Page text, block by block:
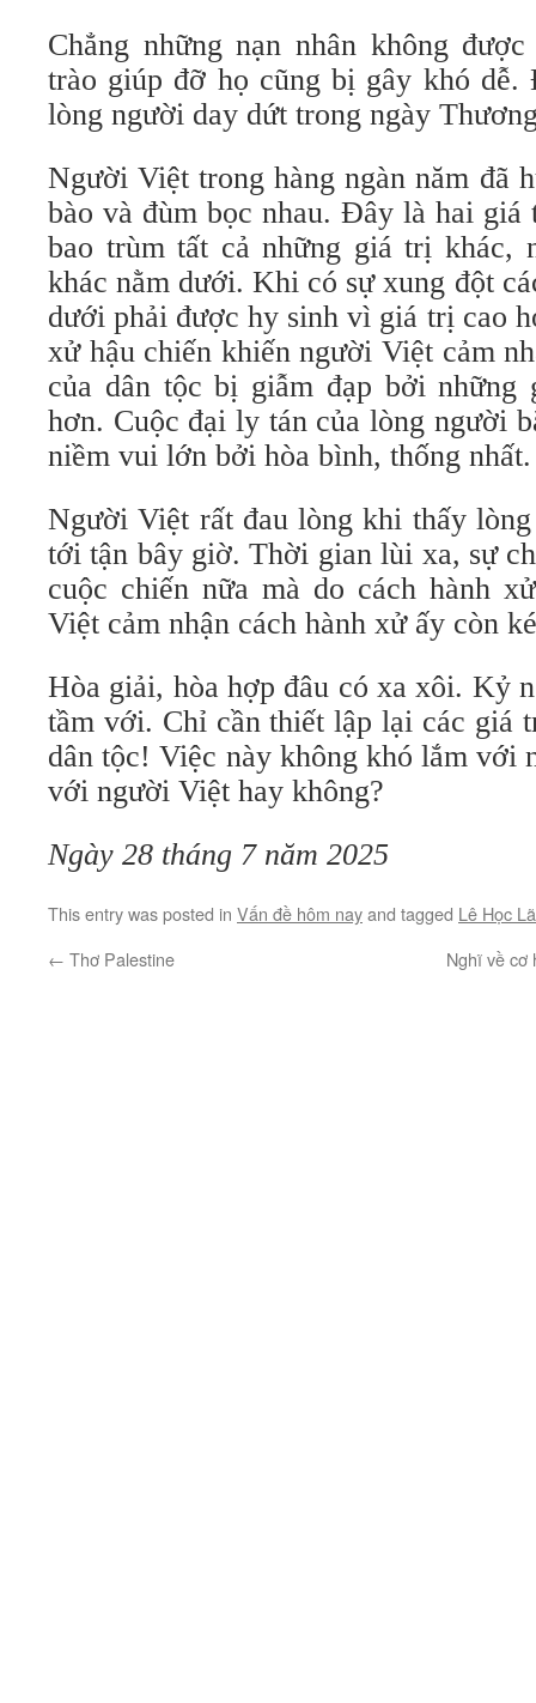
Chẳng những nạn nhân không
trào giúp đỡ họ cũng bị gây khó
lòng người day dứt trong ngày
Người Việt trong hàng ngàn năm đã
bào và đùm bọc nhau. Đây là hai
bao trùm tất cả những giá trị khác,
khác nằm dưới. Khi có sự xung đột
dưới phải được hy sinh vì giá trị cao
xử hậu chiến khiến người Việt cảm
của dân tộc bị giẫm đạp bởi
hơn. Cuộc đại ly tán của lòng người
niềm vui lớn bởi hòa bình, thống nhất.
Người Việt rất đau lòng khi thấy
tới tận bây giờ. Thời gian lùi xa, sự
cuộc chiến nữa mà do cách hành
Việt cảm nhận cách hành xử ấy còn
Hòa giải, hòa hợp đâu có xa xôi. Kỷ
tầm với. Chỉ cần thiết lập lại các giá
dân tộc! Việc này không khó lắm với
với người Việt hay không?
Ngày 28 tháng 7 năm 2025
This entry was posted in Vấn đề hôm nayand tagged Lê Học
← Thơ Palestine Nghĩ về cơ